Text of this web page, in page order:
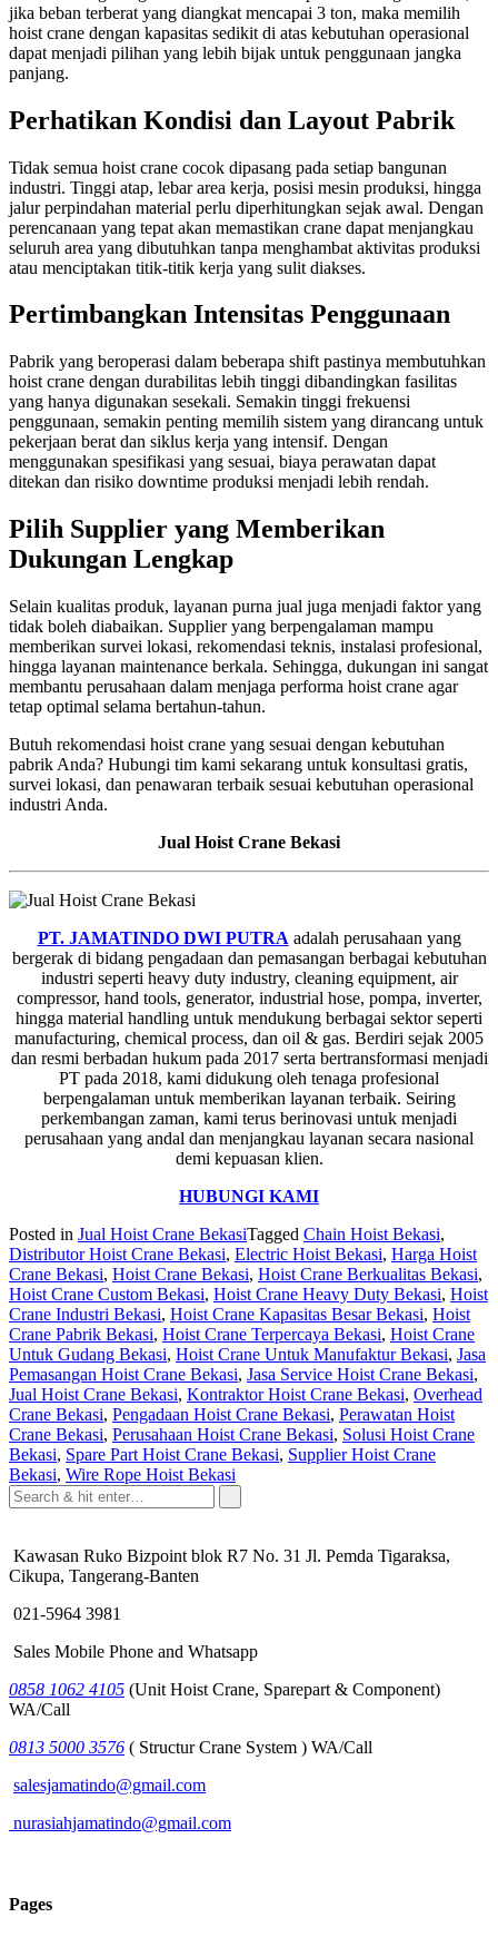
jika beban terberat yang diangkat mencapai 3 ton, maka memilih
hoist crane dengan kapasitas sedikit di atas kebutuhan operasional
dapat menjadi pilihan yang lebih bijak untuk penggunaan jangka
panjang.
Perhatikan Kondisi dan Layout Pabrik
Tidak semua hoist crane cocok dipasang pada setiap bangunan
industri. Tinggi atap, lebar area kerja, posisi mesin produksi, hingga
jalur perpindahan material perlu diperhitungkan sejak awal. Dengan
perencanaan yang tepat akan memastikan crane dapat menjangkau
seluruh area yang dibutuhkan tanpa menghambat aktivitas produksi
atau menciptakan titik-titik kerja yang sulit diakses.
Pertimbangkan Intensitas Penggunaan
Pabrik yang beroperasi dalam beberapa shift pastinya membutuhkan
hoist crane dengan durabilitas lebih tinggi dibandingkan fasilitas
yang hanya digunakan sesekali. Semakin tinggi frekuensi
penggunaan, semakin penting memilih sistem yang dirancang untuk
pekerjaan berat dan siklus kerja yang intensif. Dengan
menggunakan spesifikasi yang sesuai, biaya perawatan dapat
ditekan dan risiko downtime produksi menjadi lebih rendah.
Pilih Supplier yang Memberikan
Dukungan Lengkap
Selain kualitas produk, layanan purna jual juga menjadi faktor yang
tidak boleh diabaikan. Supplier yang berpengalaman mampu
memberikan survei lokasi, rekomendasi teknis, instalasi profesional,
hingga layanan maintenance berkala. Sehingga, dukungan ini sangat
membantu perusahaan dalam menjaga performa hoist crane agar
tetap optimal selama bertahun-tahun.
Butuh rekomendasi hoist crane yang sesuai dengan kebutuhan
pabrik Anda? Hubungi tim kami sekarang untuk konsultasi gratis,
survei lokasi, dan penawaran terbaik sesuai kebutuhan operasional
industri Anda.
Jual Hoist Crane Bekasi
PT. JAMATINDO DWI PUTRA adalah perusahaan yang
bergerak di bidang pengadaan dan pemasangan berbagai kebutuhan
industri seperti heavy duty industry, cleaning equipment, air
compressor, hand tools, generator, industrial hose, pompa, inverter,
hingga material handling untuk mendukung berbagai sektor seperti
manufacturing, chemical process, dan oil & gas. Berdiri sejak 2005
dan resmi berbadan hukum pada 2017 serta bertransformasi menjadi
PT pada 2018, kami didukung oleh tenaga profesional
berpengalaman untuk memberikan layanan terbaik. Seiring
perkembangan zaman, kami terus berinovasi untuk menjadi
perusahaan yang andal dan menjangkau layanan secara nasional
demi kepuasan klien.
HUBUNGI KAMI
Posted in Jual Hoist Crane BekasiTagged Chain Hoist Bekasi,
Distributor Hoist Crane Bekasi, Electric Hoist Bekasi, Harga Hoist
Crane Bekasi, Hoist Crane Bekasi, Hoist Crane Berkualitas Bekasi,
Hoist Crane Custom Bekasi, Hoist Crane Heavy Duty Bekasi, Hoist
Crane Industri Bekasi, Hoist Crane Kapasitas Besar Bekasi, Hoist
Crane Pabrik Bekasi, Hoist Crane Terpercaya Bekasi, Hoist Crane
Untuk Gudang Bekasi, Hoist Crane Untuk Manufaktur Bekasi, Jasa
Pemasangan Hoist Crane Bekasi, Jasa Service Hoist Crane Bekasi,
Jual Hoist Crane Bekasi, Kontraktor Hoist Crane Bekasi, Overhead
Crane Bekasi, Pengadaan Hoist Crane Bekasi, Perawatan Hoist
Crane Bekasi, Perusahaan Hoist Crane Bekasi, Solusi Hoist Crane
Bekasi, Spare Part Hoist Crane Bekasi, Supplier Hoist Crane
Bekasi, Wire Rope Hoist Bekasi
Kawasan Ruko Bizpoint blok R7 No. 31 Jl. Pemda Tigaraksa,
Cikupa, Tangerang-Banten
021-5964 3981
Sales Mobile Phone and Whatsapp
0858 1062 4105 (Unit Hoist Crane, Sparepart & Component)
WA/Call
0813 5000 3576 ( Structur Crane System ) WA/Call
salesjamatindo@gmail.com
nurasiahjamatindo@gmail.com
Pages